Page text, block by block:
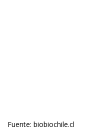
Fuente: biobiochile.cl